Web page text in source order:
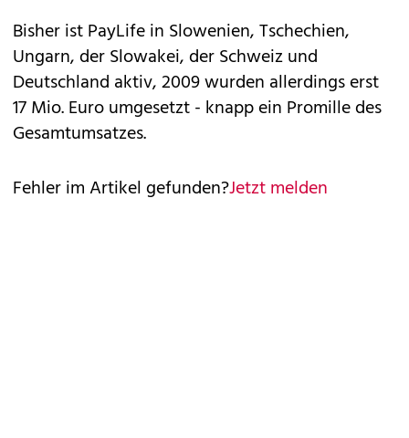
Bisher ist PayLife in Slowenien, Tschechien,
Ungarn, der Slowakei, der Schweiz und
Deutschland aktiv, 2009 wurden allerdings erst
17 Mio. Euro umgesetzt - knapp ein Promille des
Gesamtumsatzes.
Fehler im Artikel gefunden?Jetzt melden